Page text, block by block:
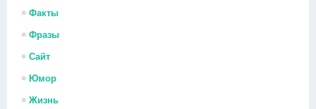
Факты
Фразы
Сайт
Юмор
Жизнь